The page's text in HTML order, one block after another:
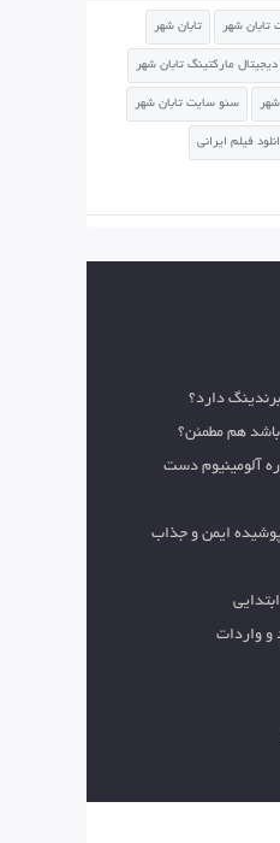
شهر تابان شهر
مارکتینگ تابان شهر
سئو سایت تابان شهر
فیلم ایرانی
دارد؟
هم مطمئن؟
آلومینیوم دست
ایمن و جذاب
و واردات